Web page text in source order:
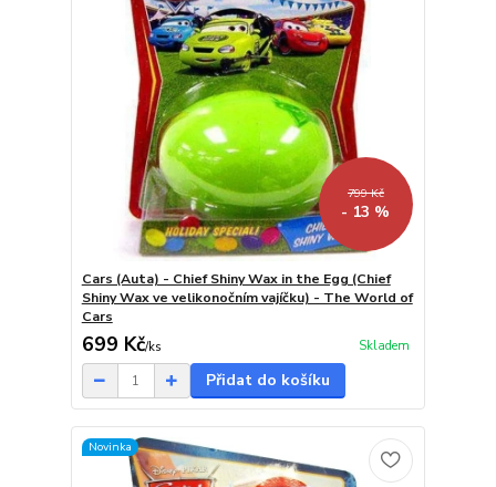
799 Kč
- 13 %
Cars (Auta) - Chief Shiny Wax in the Egg (Chief
Shiny Wax ve velikonočním vajíčku) - The World of
Cars
699 Kč/ks Skladem
Přidat do košíku
Novinka